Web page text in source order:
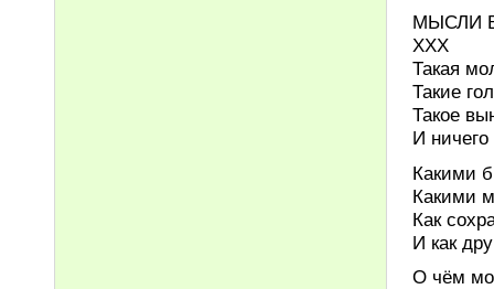
МЫСЛИ
ХХХ
Такая
Такие
Такое
И
Какими
Какими
Как
И как
О чём